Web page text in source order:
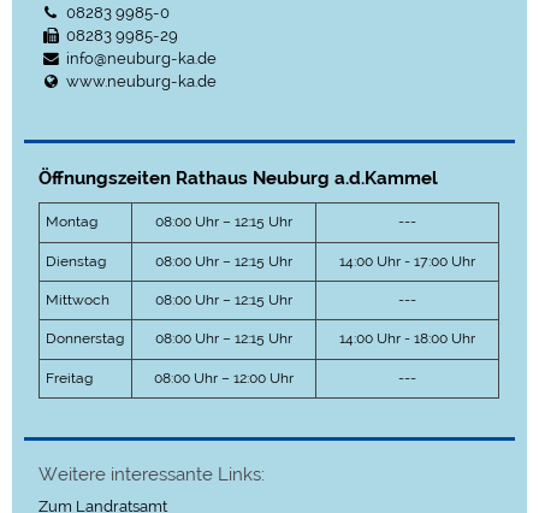
08283 9985-0
08283 9985-29
info@neuburg-ka.de
www.neuburg-ka.de
Öffnungszeiten Rathaus Neuburg a.d.Kammel
Montag 08:00 Uhr – 12:15 Uhr ---
Dienstag 08:00 Uhr – 12:15 Uhr 14:00 Uhr - 17:00 Uhr
Mittwoch 08:00 Uhr – 12:15 Uhr ---
Donnerstag 08:00 Uhr – 12:15 Uhr 14:00 Uhr - 18:00 Uhr
Freitag 08:00 Uhr – 12:00 Uhr ---
Weitere interessante Links:
Zum Landratsamt